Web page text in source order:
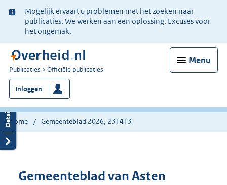
Ter
informatie:
Mogelijk ervaart u problemen met het zoeken naar
publicaties. We werken aan een oplossing. Excuses voor
het ongemak.
Menu
U
bent
nu
hier:
Publicaties Officiële publicaties
Inloggen
Home Gemeenteblad 2026, 231413
Gemeenteblad van Asten